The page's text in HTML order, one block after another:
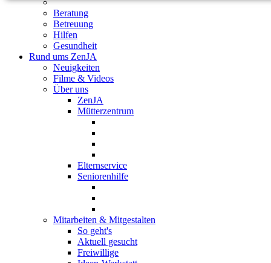
Beratung
Betreuung
Hilfen
Gesundheit
Rund ums ZenJA
Neuigkeiten
Filme & Videos
Über uns
ZenJA
Mütterzentrum
Elternservice
Seniorenhilfe
Mitarbeiten & Mitgestalten
So geht's
Aktuell gesucht
Freiwillige